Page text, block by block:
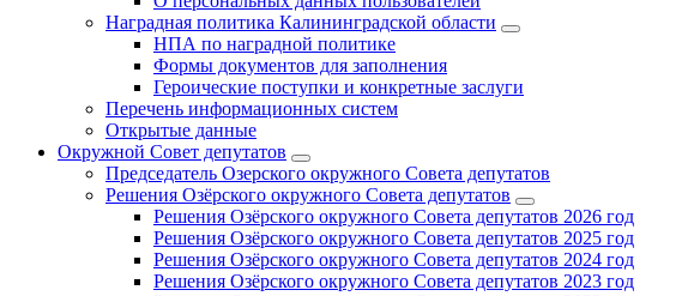
Наградная политика Калининградской области
НПА по наградной политике
Формы документов для заполнения
Героические поступки и конкретные заслуги
Перечень информационных систем
Открытые данные
Окружной Совет депутатов
Председатель Озерского окружного Совета депутатов
Решения Озёрского окружного Совета депутатов
Решения Озёрского окружного Совета депутатов 2026 год
Решения Озёрского окружного Совета депутатов 2025 год
Решения Озёрского окружного Совета депутатов 2024 год
Решения Озёрского окружного Совета депутатов 2023 год